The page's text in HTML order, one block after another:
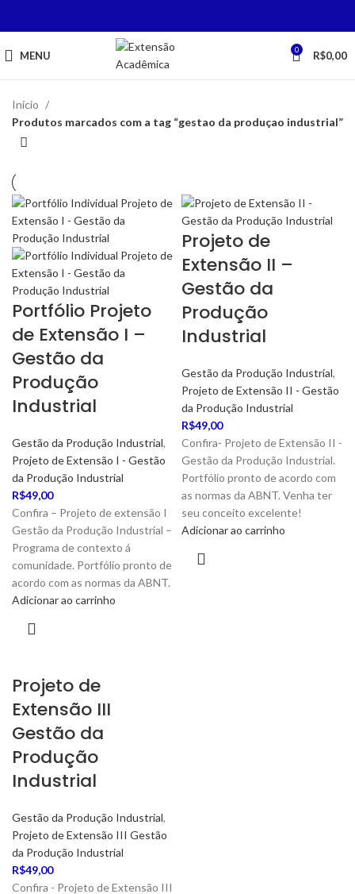
MENU 0 R$0,00
Início
Produtos marcados com a tag “gestao da produçao industrial”
Portfólio Projeto
de Extensão I –
Gestão da
Produção
Industrial
Gestão da Produção Industrial,
Projeto de Extensão I - Gestão
da Produção Industrial
R$49,00
Confira – Projeto de extensão I
Gestão da Produção Industrial –
Programa de contexto á
comunidade. Portfólio pronto de
acordo com as normas da ABNT.
Adicionar ao carrinho
Projeto de
Extensão II –
Gestão da
Produção
Industrial
Gestão da Produção Industrial,
Projeto de Extensão II - Gestão
da Produção Industrial
R$49,00
Confira- Projeto de Extensão II -
Gestão da Produção Industrial.
Portfólio pronto de acordo com
as normas da ABNT. Venha ter
seu conceito excelente!
Adicionar ao carrinho
Projeto de
Extensão III
Gestão da
Produção
Industrial
Gestão da Produção Industrial,
Projeto de Extensão III Gestão
da Produção Industrial
R$49,00
Confira - Projeto de Extensão III